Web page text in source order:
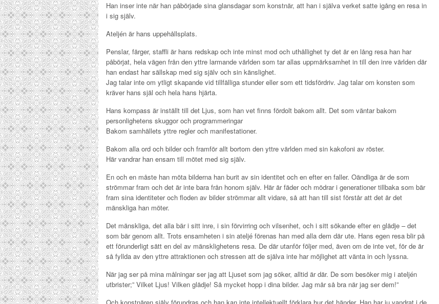
Han inser inte när han påbörjade sina glansdagar som konstnär, att han i själva verket satte igång en resa in
i sig själv.
Ateljén är hans uppehållsplats.
Penslar, färger, staffli är hans redskap och inte minst mod och uthållighet ty det är en lång resa han har
påbörjat, hela vägen från den yttre larmande världen som tar allas uppmärksamhet in till den inre världen där
han endast har sällskap med sig själv och sin känslighet.
Jag talar inte om ytligt skapande vid tillfälliga stunder eller som ett tidsfördriv. Jag talar om konsten som
kräver hans själ och hela hans hjärta.
Hans kompass är inställt till det Ljus, som han vet finns fördolt bakom allt. Det som väntar bakom
personlighetens skuggor och programmeringar
Bakom samhällets yttre regler och manifestationer.
Bakom alla ord och bilder och framför allt bortom den yttre världen med sin kakofoni av röster.
Här vandrar han ensam till mötet med sig själv.
En och en måste han möta bilderna han burit av sin identitet och en efter en faller. Oändliga är de som
strömmar fram och det är inte bara från honom själv. Här är fäder och mödrar i generationer tillbaka som bär
fram sina identiteter och floden av bilder strömmar allt vidare, så att han till sist förstår att det är det
mänskliga han möter.
Det mänskliga, det alla bär i sitt inre, i sin förvirring och vilsenhet, och i sitt sökande efter en glädje – det
som bär genom allt. Trots ensamheten i sin ateljé förenas han med alla dem där ute. Hans egen resa blir på
ett förunderligt sätt en del av mänsklighetens resa. De där utanför följer med, även om de inte vet, för de är
så fyllda av den yttre attraktionen och stressen att de själva inte har möjlighet att vänta in och lyssna.
När jag ser på mina målningar ser jag att Ljuset som jag söker, alltid är där. De som besöker mig i ateljén
utbrister;” Vilket Ljus! Vilken glädje! Så mycket hopp i dina bilder. Jag mår så bra när jag ser dem!”